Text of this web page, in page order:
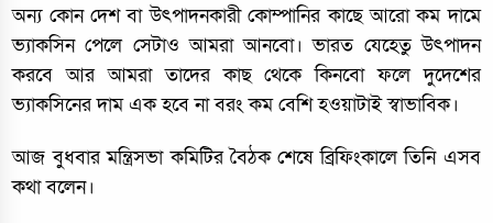
অন্য কোন দেশ বা উৎপাদনকারী কোম্পানির কাছে আরো কম দামে
ভ্যাকসিন পেলে সেটাও আমরা আনবো। ভারত যেহেতু উৎপাদন
করবে আর আমরা তাদের কাছ থেকে কিনবো ফলে দুদেশের
ভ্যাকসিনের দাম এক হবে না বরং কম বেশি হওয়াটাই স্বাভাবিক।
আজ বুধবার মন্ত্রিসভা কমিটির বৈঠক শেষে ব্রিফিংকালে তিনি এসব
কথা বলেন।